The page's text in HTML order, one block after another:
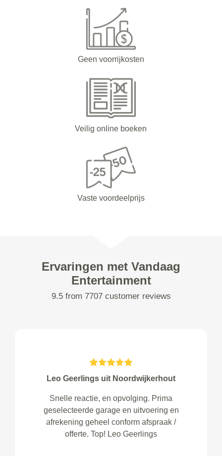
Geen voorrijkosten
Veilig online boeken
Vaste voordeelprijs
Ervaringen met Vandaag
Entertainment
9.5 from 7707 customer reviews
Leo Geerlings uit Noordwijkerhout
Snelle reactie, en opvolging. Prima
geselecteerde garage en uitvoering en
afrekening geheel conform afspraak /
offerte. Top! Leo Geerlings